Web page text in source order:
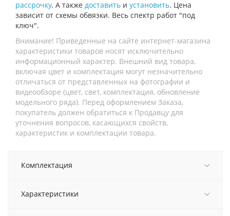
рассрочку. А также доставить и установить. Цена
зависит от схемы обвязки. Весь спектр работ "под
ключ".
Внимание! Приведенные на сайте интернет-магазина
характеристики товаров носят исключительно
информационный характер. Внешний вид товара,
включая цвет и комплектация могут незначительно
отличаться от представленных на фотографии и
видеообзоре (цвет, свет, комплектация, обновление
модельного ряда). Перед оформлением Заказа,
покупатель должен обратиться к Продавцу для
уточнения вопросов, касающихся свойств,
характеристик и комплектации товара.
Комплектация
Характеристики